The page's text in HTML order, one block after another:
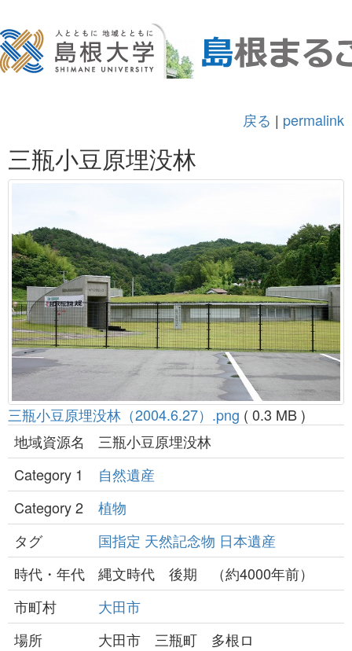
戻る | permalink
三瓶小豆原埋没林
三瓶小豆原埋没林（2004.6.27）.png ( 0.3 MB )
地域資源名
三瓶小豆原埋没林
Category 1
自然遺産
Category 2
植物
タグ
国指定 天然記念物 日本遺産
時代・年代
縄文時代 後期 （約4000年前）
市町村
大田市
場所
大田市 三瓶町 多根ロ